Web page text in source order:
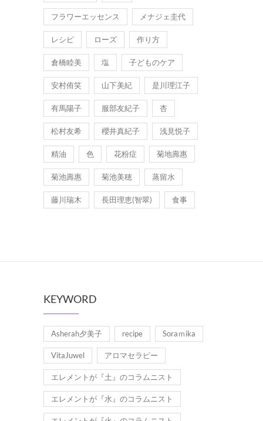
フラワーエッセンス メナジェ圭代
レシピ ローズ 作り方
倉橋睦美 塩 子どものケア
安村侑笑 山下美紀 是川理江子
有馬陽子 服部友紀子 杏
松村友希 櫻井真紀子 浅見悦子
精油 色 花粉症 菊地壽惠
菊池壽惠 菊池美穂 蒸留水
藤川瑞木 長田理恵(智翠) 食事
KEYWORD
Asherah夕美子 recipe Soraｍika
VitaJuwel アロマセラピー
エレメントが『土』のコラムニスト
エレメントが『水』のコラムニスト